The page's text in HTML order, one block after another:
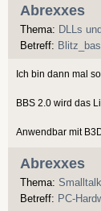
Abrexxes
Thema: DLLs
Betreff:
Ich bin dann mal
BBS 2.0 wird das
Anwendbar mit
Abrexxes
Thema: Smalltalk
Betreff: PC-